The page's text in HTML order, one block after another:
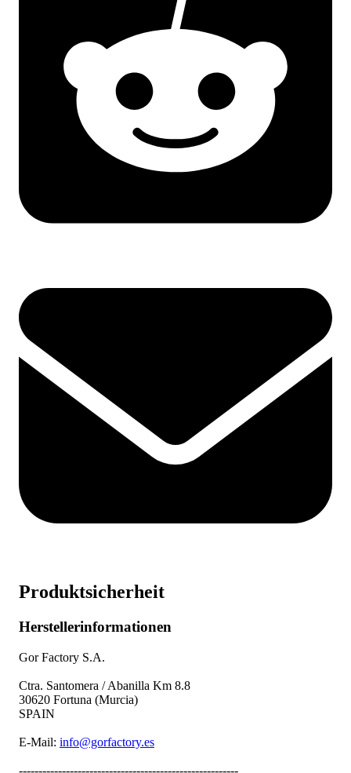
Produktsicherheit
Herstellerinformationen
Gor Factory S.A.
Ctra. Santomera / Abanilla Km 8.8
30620 Fortuna (Murcia)
SPAIN
E-Mail: info@gorfactory.es
--------------------------------------------------------